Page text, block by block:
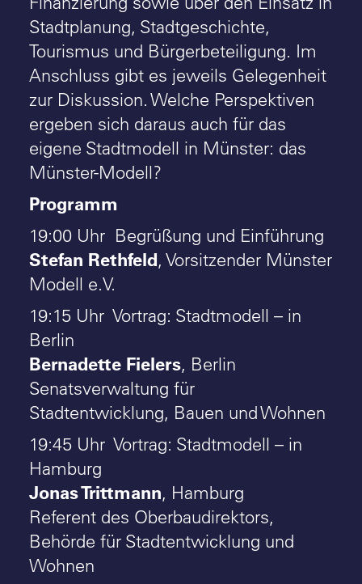
Stadtplanung, Stadtgeschichte,
Tourismus und Bürgerbeteiligung. Im
Anschluss gibt es jeweils Gelegenheit
zur Diskussion. Welche Perspektiven
ergeben sich daraus auch für das
eigene Stadtmodell in Münster: das
Münster-Modell?
Programm
19:00 Uhr Begrüßung und Einführung
Stefan Rethfeld, Vorsitzender Münster
Modell e.V.
19:15 Uhr Vortrag: Stadtmodell – in
Berlin
Bernadette Fielers, Berlin
Senatsverwaltung für
Stadtentwicklung, Bauen und Wohnen
19:45 Uhr Vortrag: Stadtmodell – in
Hamburg
Jonas Trittmann, Hamburg
Referent des Oberbaudirektors,
Behörde für Stadtentwicklung und
Wohnen